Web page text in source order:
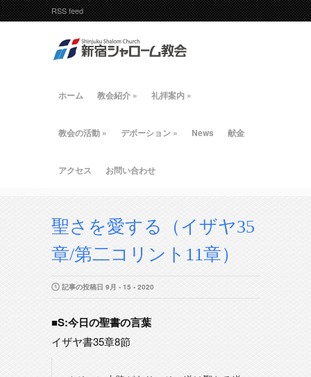
RSS feed
ホーム 教会紹介 » 礼拝案内 »
教会の活動 » デボーション » News 献金
アクセス お問い合わせ
聖さを愛する（イザヤ35
章/第二コリント11章）
記事の投稿日 9月 - 15 - 2020
■S:今日の聖書の言葉
イザヤ書35章8節